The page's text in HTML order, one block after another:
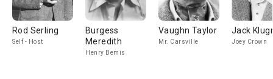
Rod Serling
Self - Host
Burgess
Meredith
Henry Bemis
Vaughn Taylor
Mr. Carsville
Jack
Joey Crown